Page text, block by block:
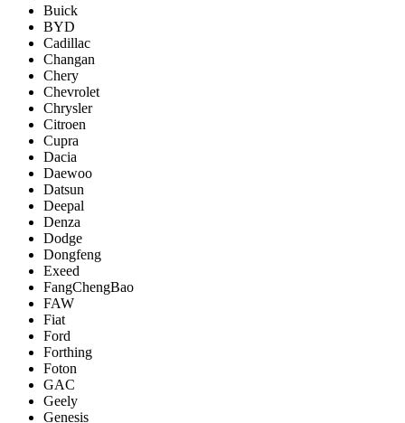
Buick
BYD
Cadillac
Changan
Chery
Chevrolet
Chrysler
Citroen
Cupra
Dacia
Daewoo
Datsun
Deepal
Denza
Dodge
Dongfeng
Exeed
FangChengBao
FAW
Fiat
Ford
Forthing
Foton
GAC
Geely
Genesis